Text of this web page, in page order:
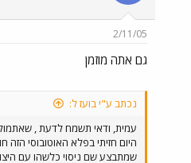
2/11/05
גם אתה מוזמן
נכתב ע"י בועז ל:
עמית, ודאי תשמח לדעת ,
היום חזיתי בפלא האוטובוסי
שמתבצע שם ניסוי כלשהו עם